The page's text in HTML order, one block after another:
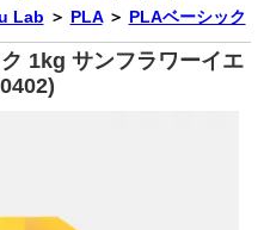
Bambu Lab
ジン
ン エキマテ レジン
Lab ＞ PLA ＞ PLAベーシック
1kg サンフラワーイエ